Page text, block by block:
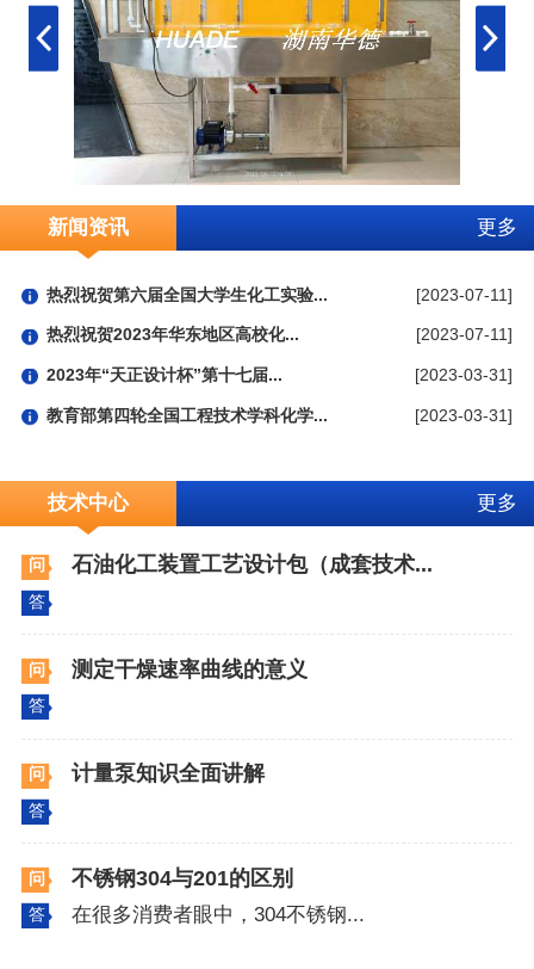
新闻资讯 更多
热烈祝贺第六届全国大学生化工实验... [2023-07-11]
热烈祝贺2023年华东地区高校化... [2023-07-11]
2023年“天正设计杯”第十七届... [2023-03-31]
教育部第四轮全国工程技术学科化学... [2023-03-31]
技术中心 更多
问 石油化工装置工艺设计包（成套技术...
答
问 测定干燥速率曲线的意义
答
问 计量泵知识全面讲解
答
问 不锈钢304与201的区别
答 在很多消费者眼中，304不锈钢...